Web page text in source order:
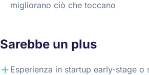
migliorano ciò che toccano
Sarebbe un plus
Esperienza in startup early-stage o